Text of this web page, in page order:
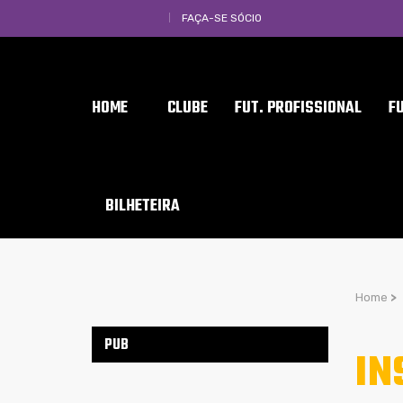
FAÇA-SE SÓCIO
HOME CLUBE FUT. PROFISSIONAL
BILHETEIRA
Home >
PUB